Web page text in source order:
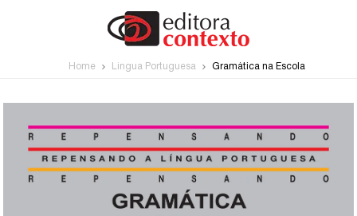
Home Língua Portuguesa Gramática na Escola